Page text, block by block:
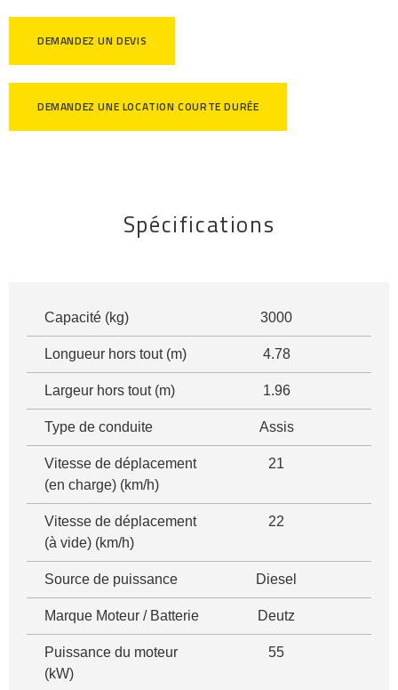
DEMANDEZ UN DEVIS
DEMANDEZ UNE LOCATION COURTE DURÉE
Spécifications
Capacité (kg) 3000
Longueur hors tout (m) 4.78
Largeur hors tout (m) 1.96
Type de conduite Assis
Vitesse de déplacement
(en charge) (km/h)
21
Vitesse de déplacement
(à vide) (km/h)
22
Source de puissance Diesel
Marque Moteur / Batterie Deutz
Puissance du moteur
(kW)
55